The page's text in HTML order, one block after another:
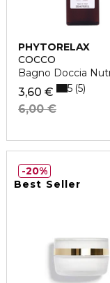
PHYTORELAX
COCCO
Bagno Doccia
3,60 €
6,00 €
5 5
Best Seller
20%